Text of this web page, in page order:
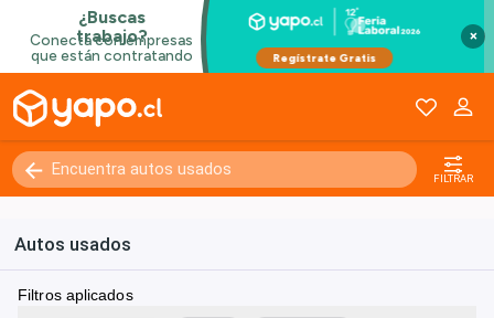
×
FILTRAR
Autos usados
Filtros aplicados